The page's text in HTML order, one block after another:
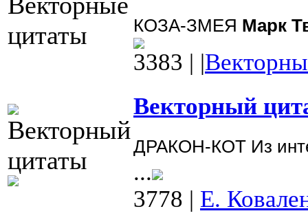
КОЗА-ЗМЕЯ Марк
3383 | |
Векторный
ДРАКОН-КОТ Из
...
3778 | Е.